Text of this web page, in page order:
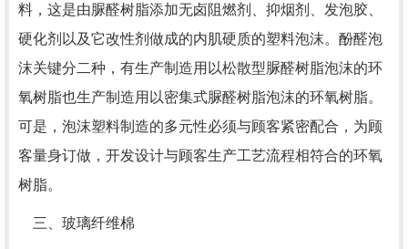
料，这是由脲醛树脂添加无卤阻燃剂、抑烟剂、发泡胶、
硬化剂以及它改性剂做成的内肌硬质的塑料泡沫。酚醛泡
沫关键分二种，有生产制造用以松散型脲醛树脂泡沫的环
氧树脂也生产制造用以密集式脲醛树脂泡沫的环氧树脂。
可是，泡沫塑料制造的多元性必须与顾客紧密配合，为顾
客量身订做，开发设计与顾客生产工艺流程相符合的环氧
树脂。
三、玻璃纤维棉